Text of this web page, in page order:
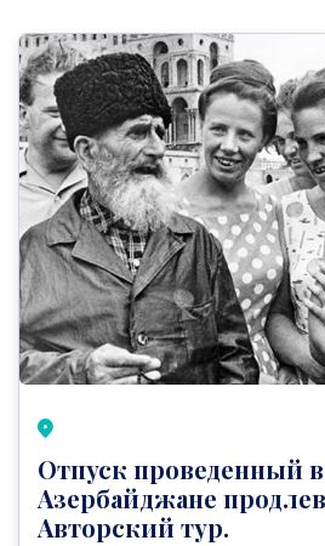
Отпуск проведенный в
Азербайджане
Авторский тур.